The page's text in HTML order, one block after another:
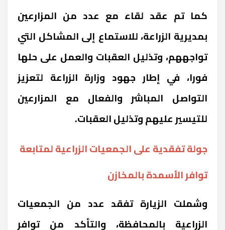
كما تم عقد لقاء مع عدد من المزارعين
بمديرية الزراعة، للاستماع إلى المشاكل التي
تواجههم، وتذليل العقبات والعمل على حلها
فورا، في إطار جهود وزارة الزراعة لتعزيز
التواصل المباشر والفعال مع المزارعين
للتيسير عليهم وتذليل العقبات.
جولة تفقدية على الجمعيات الزراعية لمتابعة
توافر الأسمدة بالمخازن
وشملت الزيارة تفقد عدد من الجمعيات
الزراعية بالمحافظة، والتأكد من توافر